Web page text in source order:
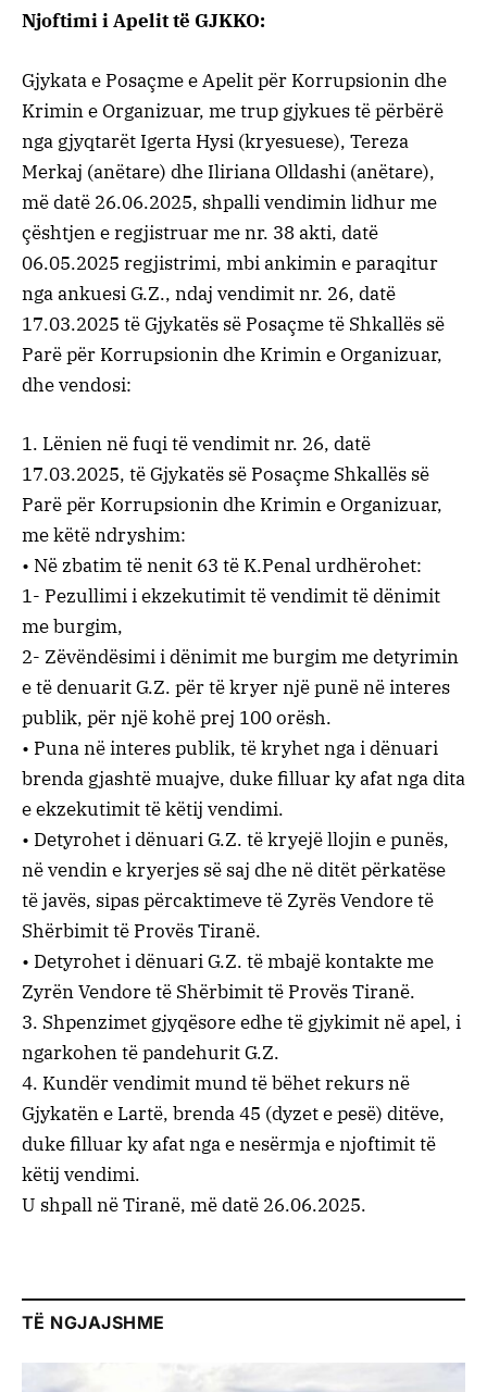
Njoftimi i Apelit të GJKKO:
Gjykata e Posaçme e Apelit për Korrupsionin dhe
Krimin e Organizuar, me trup gjykues të përbërë
nga gjyqtarët Igerta Hysi (kryesuese), Tereza
Merkaj (anëtare) dhe Iliriana Olldashi (anëtare),
më datë 26.06.2025, shpalli vendimin lidhur me
çështjen e regjistruar me nr. 38 akti, datë
06.05.2025 regjistrimi, mbi ankimin e paraqitur
nga ankuesi G.Z., ndaj vendimit nr. 26, datë
17.03.2025 të Gjykatës së Posaçme të Shkallës së
Parë për Korrupsionin dhe Krimin e Organizuar,
dhe vendosi:
1. Lënien në fuqi të vendimit nr. 26, datë
17.03.2025, të Gjykatës së Posaçme Shkallës së
Parë për Korrupsionin dhe Krimin e Organizuar,
me këtë ndryshim:
• Në zbatim të nenit 63 të K.Penal urdhërohet:
1- Pezullimi i ekzekutimit të vendimit të dënimit
me burgim,
2- Zëvëndësimi i dënimit me burgim me detyrimin
e të denuarit G.Z. për të kryer një punë në interes
publik, për një kohë prej 100 orësh.
• Puna në interes publik, të kryhet nga i dënuari
brenda gjashtë muajve, duke filluar ky afat nga dita
e ekzekutimit të këtij vendimi.
• Detyrohet i dënuari G.Z. të kryejë llojin e punës,
në vendin e kryerjes së saj dhe në ditët përkatëse
të javës, sipas përcaktimeve të Zyrës Vendore të
Shërbimit të Provës Tiranë.
• Detyrohet i dënuari G.Z. të mbajë kontakte me
Zyrën Vendore të Shërbimit të Provës Tiranë.
3. Shpenzimet gjyqësore edhe të gjykimit në apel, i
ngarkohen të pandehurit G.Z.
4. Kundër vendimit mund të bëhet rekurs në
Gjykatën e Lartë, brenda 45 (dyzet e pesë) ditëve,
duke filluar ky afat nga e nesërmja e njoftimit të
këtij vendimi.
U shpall në Tiranë, më datë 26.06.2025.
TË NGJAJSHME